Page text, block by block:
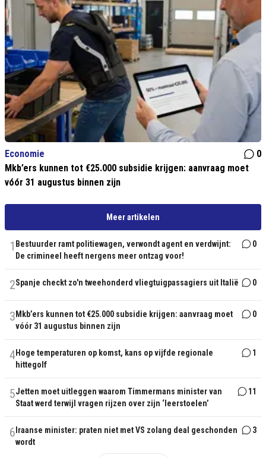
Economie
0
Mkb’ers kunnen tot €25.000 subsidie krijgen: aanvraag moet
vóór 31 augustus binnen zijn
Meer artikelen
1 Bestuurder ramt politiewagen, verwondt agent en verdwijnt:
De crimineel heeft nergens meer ontzag voor!
0
2Spanje checkt zo'n tweehonderd vliegtuigpassagiers uit Italië 0
3 Mkb’ers kunnen tot €25.000 subsidie krijgen: aanvraag moet
vóór 31 augustus binnen zijn
0
4Hoge temperaturen op komst, kans op vijfde regionale
hittegolf
1
5Jetten moet uitleggen waarom Timmermans minister van
Staat werd terwijl vragen rijzen over zijn ‘leerstoelen’
11
6 Iraanse minister: praten niet met VS zolang deal geschonden
wordt
3